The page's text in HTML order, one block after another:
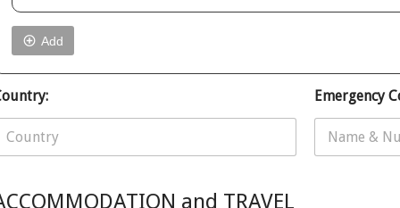
Add
Emergency
and TRAVEL